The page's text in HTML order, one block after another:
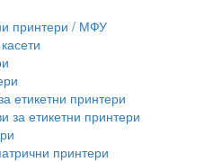
принтери / МФУ
етикетни принтери
за етикетни принтери
принтери